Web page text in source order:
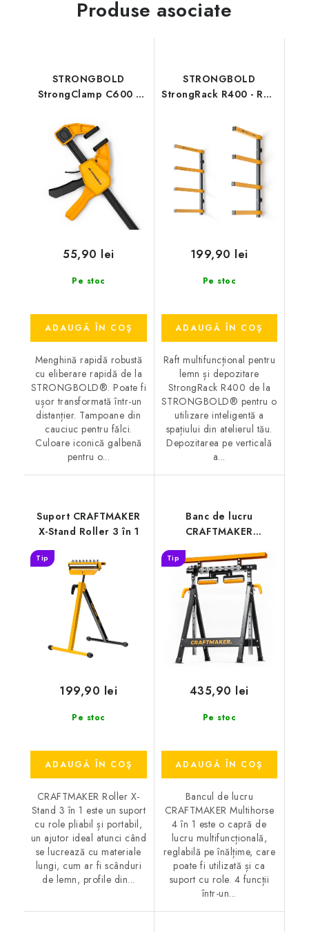
Produse asociate
STRONGBOLD
StrongClamp C600 -
Pe stoc
55,90 lei
ADAUGĂ ÎN COŞ
Menghină rapidă robustă
cu eliberare rapidă de la
STRONGBOLD®. Poate fi
ușor transformată într-un
distanțier. Tampoane din
cauciuc pentru fălci.
Culoare iconică galbenă
pentru o...
STRONGBOLD
StrongRack R400 - Raft
niveluri
Pe stoc
199,90 lei
ADAUGĂ ÎN COŞ
Raft multifuncțional pentru
lemn și depozitare
StrongRack R400 de la
STRONGBOLD® pentru o
utilizare inteligentă a
spațiului din atelierul tău.
Depozitarea pe verticală
a...
Suport CRAFTMAKER
X-Stand Roller 3 în 1
Tip
Pe stoc
199,90 lei
ADAUGĂ ÎN COŞ
CRAFTMAKER Roller X-
Stand 3 în 1 este un suport
cu role pliabil și portabil,
un ajutor ideal atunci când
se lucrează cu materiale
lungi, cum ar fi scânduri
de lemn, profile din...
Banc de lucru
CRAFTMAKER
Tip
Pe stoc
435,90 lei
ADAUGĂ ÎN COŞ
Bancul de lucru
CRAFTMAKER Multihorse
4 în 1 este o capră de
lucru multifuncțională,
reglabilă pe înălțime, care
poate fi utilizată și ca
suport cu role. 4 funcții
într-un...